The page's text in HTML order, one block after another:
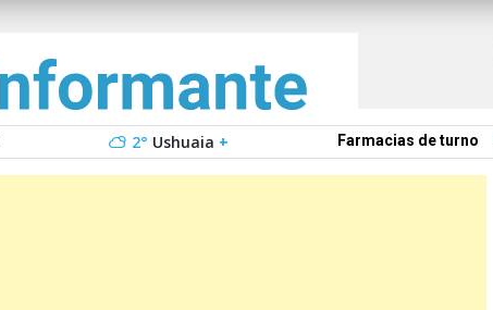
2° Ushuaia + Farmacias de turno